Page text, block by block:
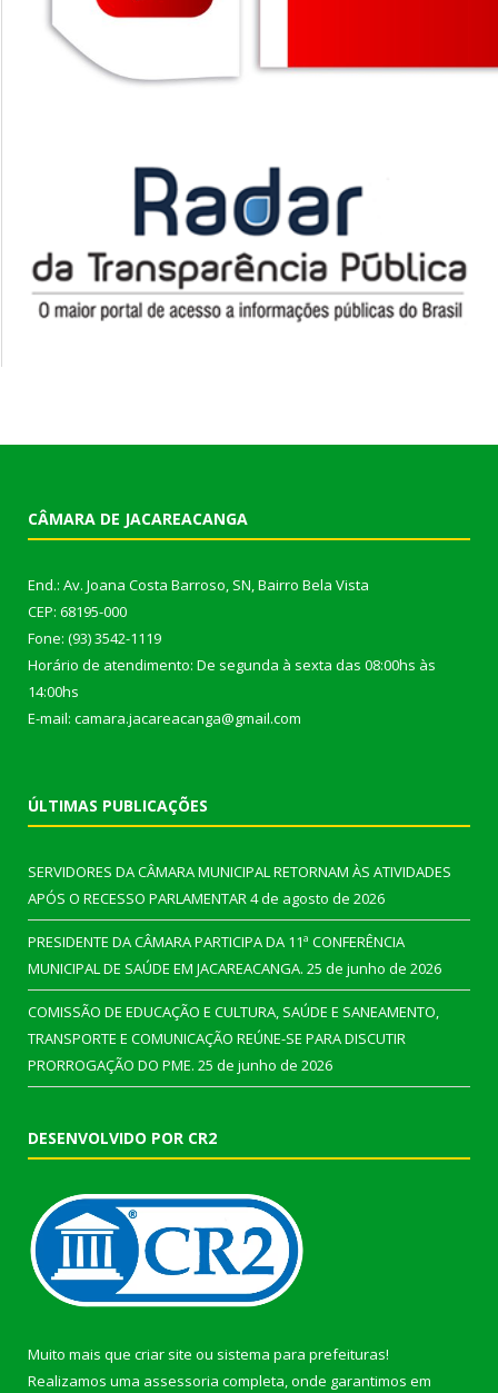
CÂMARA DE JACAREACANGA
End.: Av. Joana Costa Barroso, SN, Bairro Bela Vista
CEP: 68195-000
Fone: (93) 3542-1119
Horário de atendimento: De segunda à sexta das 08:00hs às
14:00hs
E-mail: camara.jacareacanga@gmail.com
ÚLTIMAS PUBLICAÇÕES
SERVIDORES DA CÂMARA MUNICIPAL RETORNAM ÀS ATIVIDADES
APÓS O RECESSO PARLAMENTAR4 de agosto de 2026
PRESIDENTE DA CÂMARA PARTICIPA DA 11ª CONFERÊNCIA
MUNICIPAL DE SAÚDE EM JACAREACANGA. 25 de junho de 2026
COMISSÃO DE EDUCAÇÃO E CULTURA, SAÚDE E SANEAMENTO,
TRANSPORTE E COMUNICAÇÃO REÚNE-SE PARA DISCUTIR
PRORROGAÇÃO DO PME. 25 de junho de 2026
DESENVOLVIDO POR CR2
Muito mais que criar site ou sistema para prefeituras!
Realizamos uma assessoria completa, onde garantimos em